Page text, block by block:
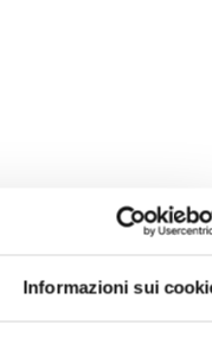
Informazioni sui